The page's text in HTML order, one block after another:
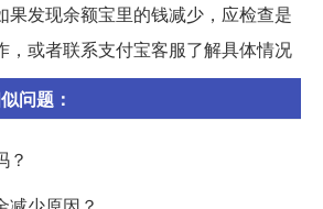
果发现余额宝里的钱减少，应检查是
，或者联系支付宝客服了解具体情况
问题：
？